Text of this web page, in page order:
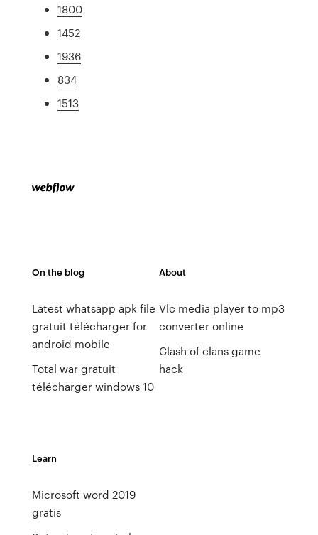
1800
1452
1936
834
1513
On the blog
Latest whatsapp apk file
gratuit télécharger for
android mobile
Total war gratuit
télécharger windows 10
About
Vlc media player to mp3
converter online
Clash of clans game
hack
Learn
Microsoft word 2019
gratis